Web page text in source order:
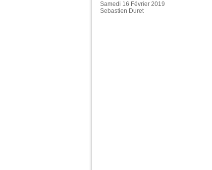
Samedi 16 Février 2019
Sebastien Duret